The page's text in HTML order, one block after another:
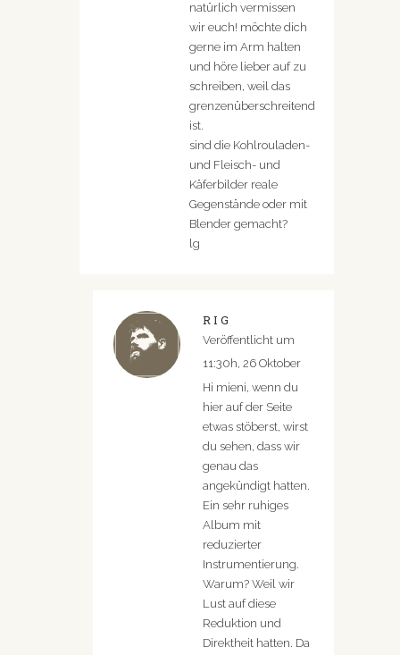
natürlich vermissen
wir euch! möchte dich
gerne im Arm halten
und höre lieber auf zu
schreiben, weil das
grenzenüberschreitend
ist.
sind die Kohlrouladen-
und Fleisch- und
Käferbilder reale
Gegenstände oder mit
Blender gemacht?
lg
RIG
Veröffentlicht um
11:30h, 26 Oktober
Hi mieni, wenn du
hier auf der Seite
etwas stöberst, wirst
du sehen, dass wir
genau das
angekündigt hatten.
Ein sehr ruhiges
Album mit
reduzierter
Instrumentierung.
Warum? Weil wir
Lust auf diese
Reduktion und
Direktheit hatten. Da